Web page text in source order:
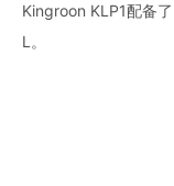
Kingroon KLP1配备
L。